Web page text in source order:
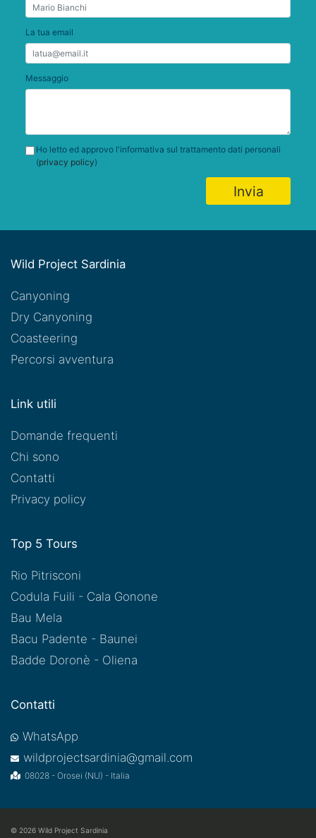
La tua email
Messaggio
Ho letto ed approvo l'informativa sul trattamento dati personali
(privacy policy)
Invia
Wild Project Sardinia
Canyoning
Dry Canyoning
Coasteering
Percorsi avventura
Link utili
Domande frequenti
Chi sono
Contatti
Privacy policy
Top 5 Tours
Rio Pitrisconi
Codula Fuili - Cala Gonone
Bau Mela
Bacu Padente - Baunei
Badde Doronè - Oliena
Contatti
WhatsApp
wildprojectsardinia@gmail.com
08028 - Orosei (NU) - Italia
© 2026 Wild Project Sardinia